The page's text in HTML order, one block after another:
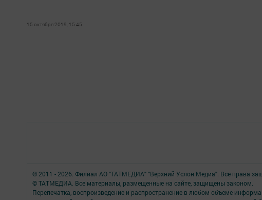
15 октября 2019, 15:45
© 2011 - 2026. Филиал АО "ТАТМЕДИА" "Верхний Услон Медиа". Все права
© ТАТМЕДИА. Все материалы, размещенные на сайте, защищены законом.
Перепечатка, воспроизведение и распространение в любом объеме